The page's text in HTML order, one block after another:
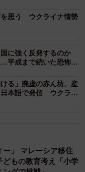
なることはない。
サイトはロシアだ
きるのだろうか。
によって多様な背
考えられる。
をもらったり、数
さや寒さ、不衛生な
を思う ウクライナ情勢
に強く反発するのか
平成まで続いた恐怖政
る」廃虚の赤ん坊、産
本語で発信 ウクライ
ー」 マレーシア移住
もの教育考え「小学